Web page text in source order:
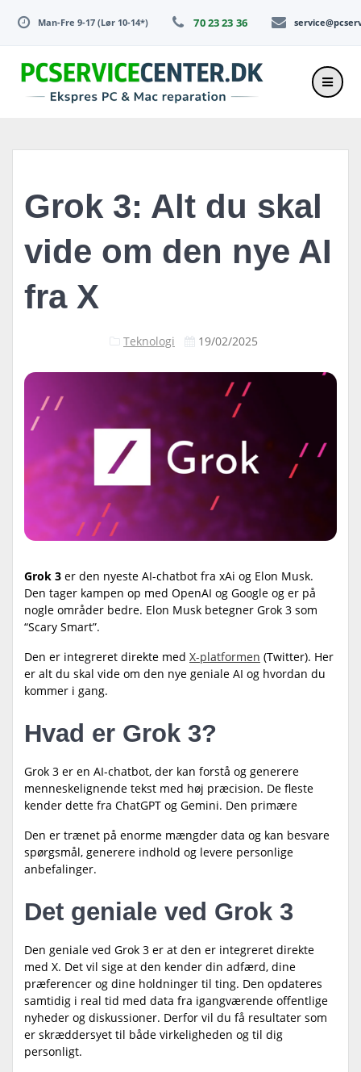
to
Man-Fre 9-17 (Lør 10-14*) 70 23 23 36
Grok 3: Alt du skal
vide om den nye AI
fra X
Teknologi 19/02/2025
Grok 3 er den nyeste AI-chatbot fra xAi og Elon Musk.
Den tager kampen op med OpenAI og Google og er på
nogle områder bedre. Elon Musk betegner Grok 3 som
“Scary Smart”.
Den er integreret direkte med X-platformen (Twitter). Her
er alt du skal vide om den nye geniale AI og hvordan du
kommer i gang.
Hvad er Grok 3?
Grok 3 er en AI-chatbot, der kan forstå og generere
menneskelignende tekst med høj præcision. De fleste
kender dette fra ChatGPT og Gemini. Den primære
Den er trænet på enorme mængder data og kan besvare
spørgsmål, generere indhold og levere personlige
anbefalinger.
Det geniale ved Grok 3
Den geniale ved Grok 3 er at den er integreret direkte
med X. Det vil sige at den kender din adfærd, dine
præferencer og dine holdninger til ting. Den opdateres
samtidig i real tid med data fra igangværende offentlige
nyheder og diskussioner. Derfor vil du få resultater som
er skræddersyet til både virkeligheden og til dig
personligt.